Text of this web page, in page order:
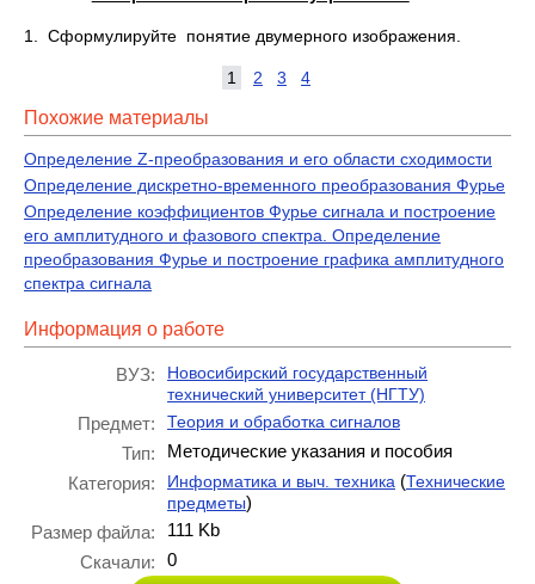
1. Сформулируйте понятие двумерного изображения.
1 2 3 4
Похожие материалы
Определение Z-преобразования и его области сходимости
Определение дискретно-временного преобразования Фурье
Определение коэффициентов Фурье сигнала и построение
его амплитудного и фазового спектра. Определение
преобразования Фурье и построение графика амплитудного
спектра сигнала
Информация о работе
ВУЗ:
Новосибирский государственный
технический университет (НГТУ)
Предмет: Теория и обработка сигналов
Тип:
Методические указания и пособия
Категория:
Информатика и выч. техника (Технические
предметы)
Размер файла:
111 Kb
Скачали:
0